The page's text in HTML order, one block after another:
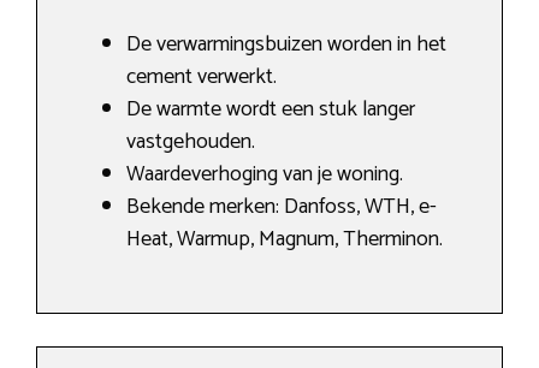
De verwarmingsbuizen worden in het
cement verwerkt.
De warmte wordt een stuk langer
vastgehouden.
Waardeverhoging van je woning.
Bekende merken: Danfoss, WTH, e-
Heat, Warmup, Magnum, Therminon.